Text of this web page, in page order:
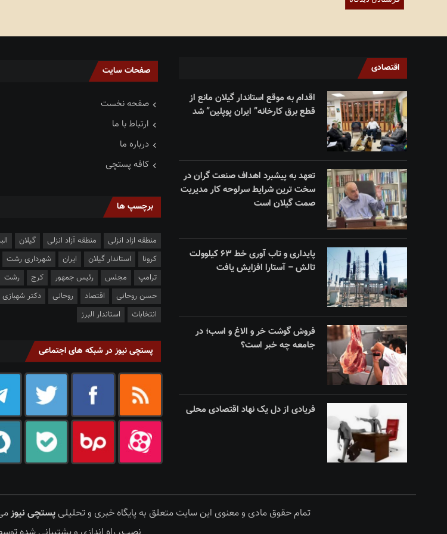
صفحات سایت
صفحه نخست
ارتباط با ما
درباره ما
کافه پستچی
برچسپ ها
منطقه ازاد انزلی منطقه آزاد انزلی گیلان
کرونا
استاندار گیلان ایران شهرداری رشت
ترامپ
مجلس رئیس جمهور کرج رشت
حسن روحانی
اقتصاد روحانی دکتر شهبازی
انتخابات
استاندار البرز
پستچی نیوز در شبکه های اجتماعی
اقتصادی
اقدام به‌ موقع استاندار گیلان مانع از
قطع برق کارخانه” ایران پوپلین” شد
تعهد به پیشبرد اهداف صنعت گران در
سخت ترین شرایط سرلوحه کار مدیریت
صمت گیلان است
پایداری و تاب آوری خط ۶۳ کیلوولت
تالش – آستارا افزایش یافت
فروش گوشت خر و الاغ و اسب؛ در
جامعه چه خبر است؟
فریادی از دل یک نهاد اقتصادی محلی
تمام حقوق مادی و معنوی این سایت متعلق به پایگاه خبری و تحلیلیپستچی نیوز